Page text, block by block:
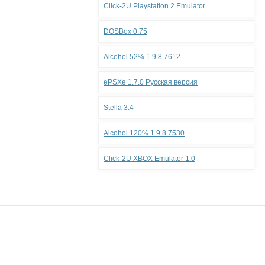
Click-2U Playstation 2 Emulator
DOSBox 0.75
Alcohol 52% 1.9.8.7612
ePSXe 1.7.0 Русская версия
Stella 3.4
Alcohol 120% 1.9.8.7530
Click-2U XBOX Emulator 1.0